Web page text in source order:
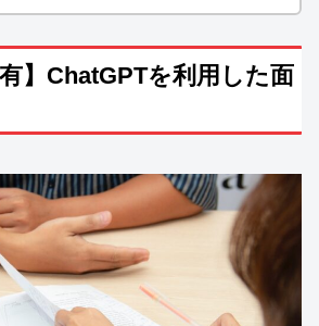
】ChatGPTを利用した面